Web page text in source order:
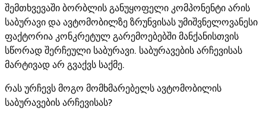
შემთხვევაში ბორბლის განუყოფელი კომპონენტი არის
საბურავი და ავტომობილზე ზრუნვისას უმიშვნელოვანესი
ფაქტორია კონკრეტულ გარემოებებში მანქანისთვის
სწორად შერჩეული საბურავი. საბურავების არჩევისას
მარტივად არ გვაქვს საქმე.
რას ურჩევს მოგო მომხმარებელს ავტომობილის
საბურავების არჩევისას?